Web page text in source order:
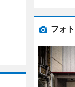
フォ